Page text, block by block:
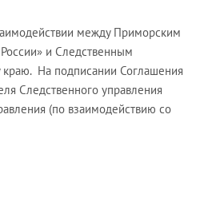
между Приморским
и Следственным
На подписании Соглашения
Следственного управления
(по взаимодействию со